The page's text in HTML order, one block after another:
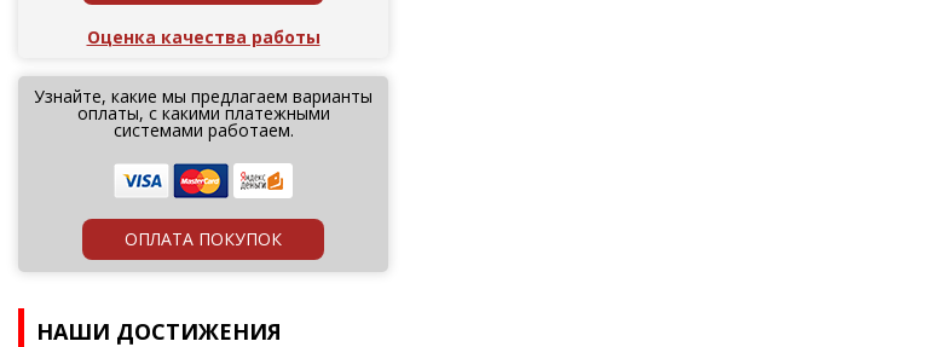
Оценка качества работы
Узнайте, какие мы предлагаем варианты
оплаты, с какими платежными
системами работаем.
ОПЛАТА ПОКУПОК
НАШИ ДОСТИЖЕНИЯ